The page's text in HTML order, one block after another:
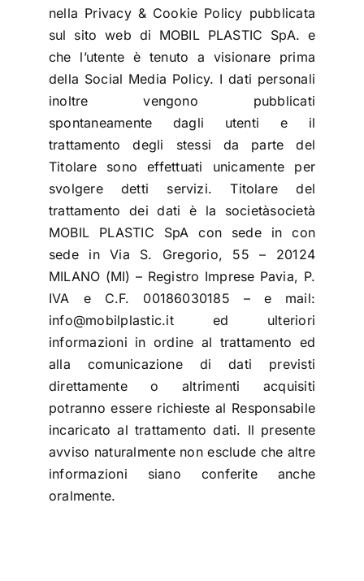
nella Privacy & Cookie Policy pubblicata
sul sito web di MOBIL PLASTIC SpA. e
che l’utente è tenuto a visionare prima
della Social Media Policy. I dati personali
inoltre vengono pubblicati
spontaneamente dagli utenti e il
trattamento degli stessi da parte del
Titolare sono effettuati unicamente per
svolgere detti servizi. Titolare del
trattamento dei dati è la societàsocietà
MOBIL PLASTIC SpA con sede in con
sede in Via S. Gregorio, 55 – 20124
MILANO (MI) – Registro Imprese Pavia, P.
IVA e C.F. 00186030185 – e mail:
info@mobilplastic.it ed ulteriori
informazioni in ordine al trattamento ed
alla comunicazione di dati previsti
direttamente o altrimenti acquisiti
potranno essere richieste al Responsabile
incaricato al trattamento dati. Il presente
avviso naturalmente non esclude che altre
informazioni siano conferite anche
oralmente.